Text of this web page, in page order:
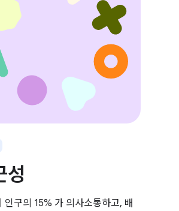
성
인구의 15% 가 의사소통하고, 배